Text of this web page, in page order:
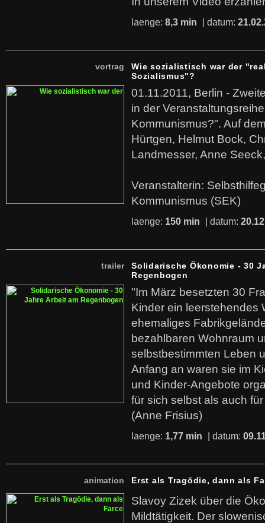
laenge: 8,3 min | datum:
vortrag
Wie sozialistisch war der
Sozialismus"?
01.11.2011, Berlin -
in der
Kommunismus?". Auf
Hürtgen, Helmut Bock,
Landmesser, Anne
Veranstalterin:
Kommunismus (SEK)
laenge: 150 min | datum:
trailer
Solidarische Ökonomie - 30
Regenbogen
"Im März besetzten 30
Kinder ein leerstehendes
ehemaliges
bezahlbaren Wohnraum
selbstbestimmten Leben
Anfang an waren sie im
und Kinder-Angebote
für sich selbst als auch
(Anne Frisius)
laenge: 1,77 min | datum:
animation Erst als Tragödie, dann als
Slavoy Zizek über die
Mildtätigkeit. Der